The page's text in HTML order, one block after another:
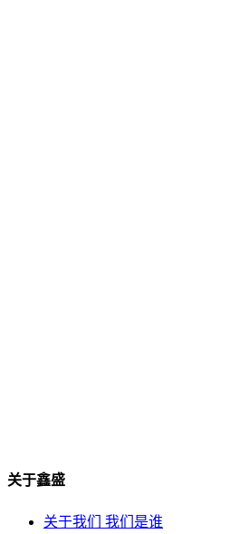
关于鑫盛
关于我们 我们是谁